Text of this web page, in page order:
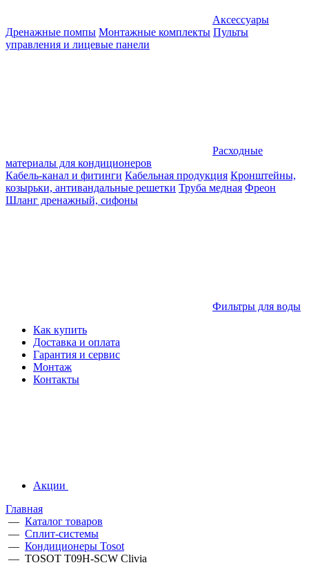
Аксессуары
Дренажные помпы Монтажные комплекты Пульты
управления и лицевые панели
Расходные
материалы для кондиционеров
Кабель-канал и фитинги Кабельная продукция Кронштейны,
козырьки, антивандальные решетки Труба медная Фреон
Шланг дренажный, сифоны
Фильтры для воды
Как купить
Доставка и оплата
Гарантия и сервис
Монтаж
Контакты
Акции
Главная
— Каталог товаров
— Сплит-системы
— Кондиционеры Tosot
— TOSOT T09H-SCW Clivia